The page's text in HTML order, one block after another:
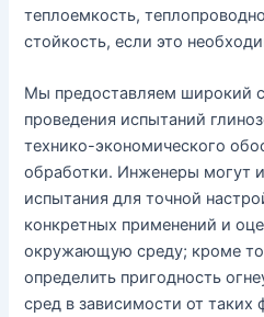
теплоемкость,
стойкость, если это
Мы предоставляем широкий
проведения испытаний
технико-экономического
обработки. Инженеры могут
испытания для точной
конкретных применений и
окружающую среду; кроме
определить пригодность
сред в зависимости от таких